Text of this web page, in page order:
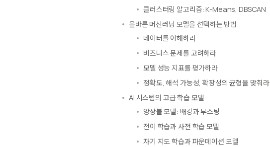
클러스터링 알고리즘: K-Means, DBSCAN
올바른 머신러닝 모델을 선택하는 방법
데이터를 이해하라
비즈니스 문제를 고려하라
모델 성능 지표를 평가하라
정확도, 해석 가능성, 확장성의 균형을 맞춰라
AI 시스템의 고급 학습 모델
앙상블 모델: 배깅과 부스팅
전이 학습과 사전 학습 모델
자기 지도 학습과 파운데이션 모델